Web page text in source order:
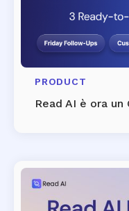
PRODUCT
Read AI è ora